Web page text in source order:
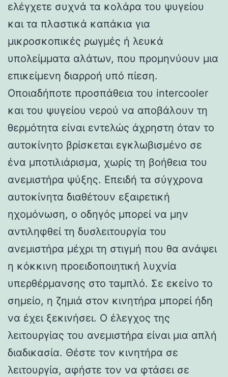
ελέγχετε συχνά τα κολάρα του ψυγείου
και τα πλαστικά καπάκια για
μικροσκοπικές ρωγμές ή λευκά
υπολείμματα αλάτων, που προμηνύουν μια
επικείμενη διαρροή υπό πίεση.
Οποιαδήποτε προσπάθεια του intercooler
και του ψυγείου νερού να αποβάλουν τη
θερμότητα είναι εντελώς άχρηστη όταν το
αυτοκίνητο βρίσκεται εγκλωβισμένο σε
ένα μποτιλιάρισμα, χωρίς τη βοήθεια του
ανεμιστήρα ψύξης. Επειδή τα σύγχρονα
αυτοκίνητα διαθέτουν εξαιρετική
ηχομόνωση, ο οδηγός μπορεί να μην
αντιληφθεί τη δυσλειτουργία του
ανεμιστήρα μέχρι τη στιγμή που θα ανάψει
η κόκκινη προειδοποιητική λυχνία
υπερθέρμανσης στο ταμπλό. Σε εκείνο το
σημείο, η ζημιά στον κινητήρα μπορεί ήδη
να έχει ξεκινήσει. Ο έλεγχος της
λειτουργίας του ανεμιστήρα είναι μια απλή
διαδικασία. Θέστε τον κινητήρα σε
λειτουργία, αφήστε τον να φτάσει σε